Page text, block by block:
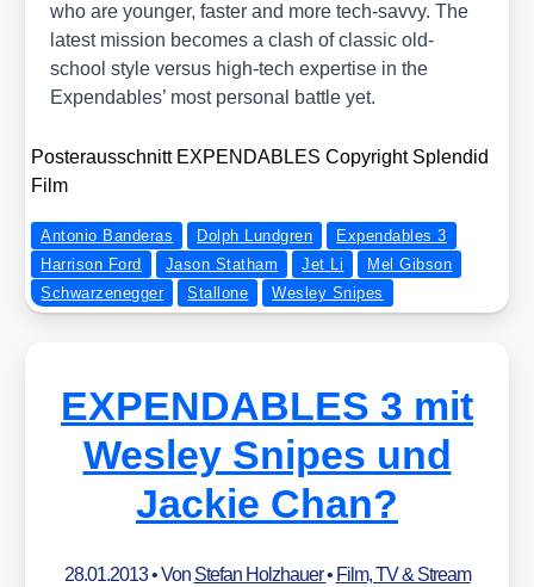
who are youn­ger, fas­ter and more tech-sav­vy. The
latest mis­si­on beco­mes a clash of clas­sic old-
school style ver­sus high-tech exper­ti­se in the
Expen­da­bles’ most per­so­nal batt­le yet.
Pos­ter­aus­schnitt EXPENDABLES Copy­right Sple­ndid
Film
Antonio Banderas Dolph Lundgren
Expendables 3
Harrison Ford
Jason Statham Jet Li
Mel Gibson
Schwarzenegger
Stallone Wesley Snipes
EXPENDABLES 3 mit
Wesley Snipes und
Jackie Chan?
28.01.2013• Von Stefan Holzhauer• Film, TV & Stream